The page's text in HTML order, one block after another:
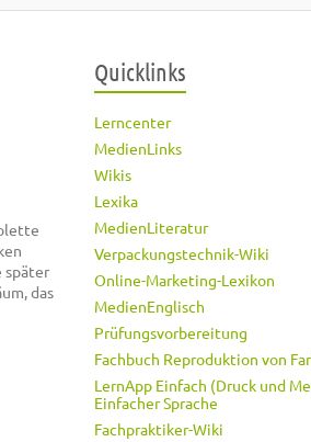
später
das
Quicklinks
Lerncenter
MedienLinks
Wikis
Lexika
MedienLiteratur
Verpackungstechnik-Wiki
Online-Marketing-Lexikon
MedienEnglisch
Prüfungsvorbereitung
Fachbuch Reproduktion von
LernApp Einfach (Druck und
Einfacher Sprache
Fachpraktiker-Wiki